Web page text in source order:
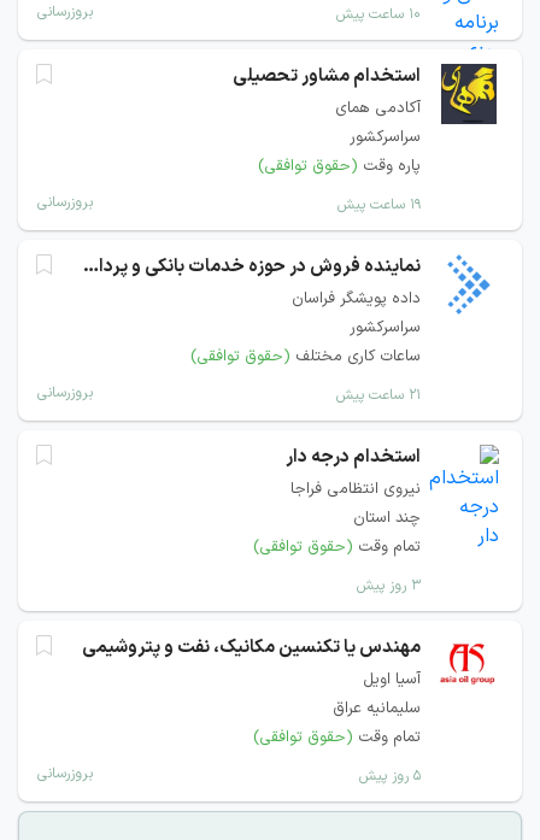
۱۰ ساعت پیش بروزرسانی
استخدام مشاور تحصیلی
آکادمی همای
سراسرکشور
پاره وقت (حقوق توافقی)
۱۹ ساعت پیش بروزرسانی
نماینده فروش در حوزه خدمات بانکی و پرداخت
داده پویشگر فراسان
سراسرکشور
ساعات کاری مختلف (حقوق توافقی)
۲۱ ساعت پیش بروزرسانی
استخدام درجه دار
نیروی انتظامی فراجا
چند استان
تمام وقت (حقوق توافقی)
۳ روز پیش
مهندس یا تکنسین مکانیک، نفت و پتروشیمی
آسیا اویل
سلیمانیه عراق
تمام وقت (حقوق توافقی)
۵ روز پیش بروزرسانی